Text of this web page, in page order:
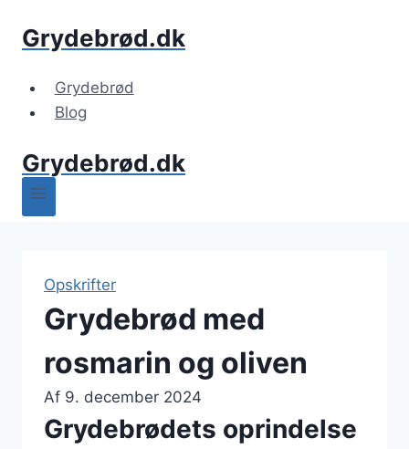
Grydebrød.dk
Grydebrød
Blog
Grydebrød.dk
Opskrifter
Grydebrød med
rosmarin og oliven
Af 9. december 2024
Grydebrødets oprindelse